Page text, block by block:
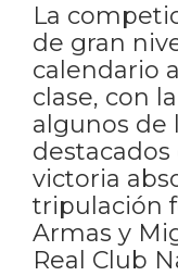
La
de gran
calendario
clase, con
algunos de
destacados
victoria
tripulación
Armas y
Real Club